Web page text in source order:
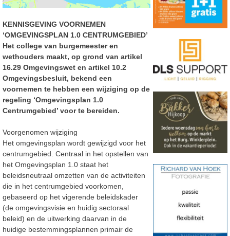
KENNISGEVING VOORNEMEN
‘OMGEVINGSPLAN 1.0 CENTRUMGEBIED’
Het college van burgemeester en
wethouders maakt, op grond van artikel
16.29 Omgevingswet en artikel 10.2
Omgevingsbesluit, bekend een
voornemen te hebben een wijziging op de
regeling ‘Omgevingsplan 1.0
Centrumgebied’ voor te bereiden.
Voorgenomen wijziging
Het omgevingsplan wordt gewijzigd voor het
centrumgebied. Centraal in het opstellen van
het Omgevingsplan 1.0 staat het
beleidsneutraal omzetten van de activiteiten
die in het centrumgebied voorkomen,
gebaseerd op het vigerende beleidskader
(de omgevingsvisie en huidig sectoraal
beleid) en de uitwerking daarvan in de
huidige bestemmingsplannen primair de